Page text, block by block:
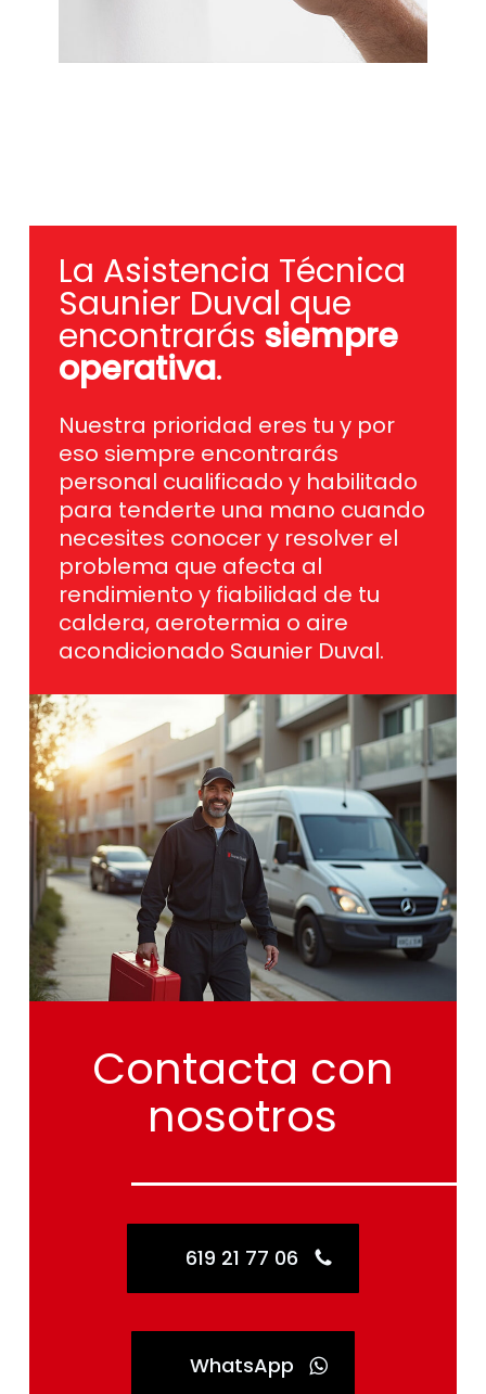
La Asistencia Técnica
Saunier Duval que
encontrarás siempre
operativa.
Nuestra prioridad eres tu y por
eso siempre encontrarás
personal cualificado y habilitado
para tenderte una mano cuando
necesites conocer y resolver el
problema que afecta al
rendimiento y fiabilidad de tu
caldera, aerotermia o aire
acondicionado Saunier Duval.
Contacta con
nosotros
619 21 77 06
WhatsApp